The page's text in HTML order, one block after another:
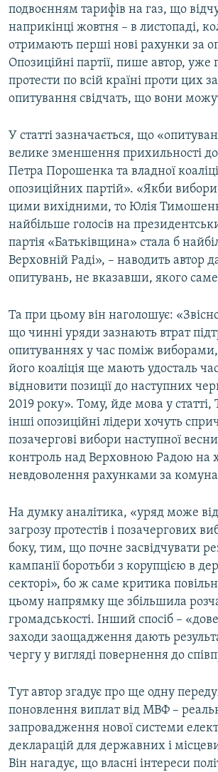
подвоєнням тарифів на газ, що
наприкінці жовтня – в листопаді,
отримають перші нові рахунки за
Опозиційні партії, пише автор, уже
протести по всій країні проти цих
опитування свідчать, що вони
У статті зазначається, що
велике зменшення прихильності
Петра Порошенка та владної
опозиційних партій». «Якби вибори
цими вихідними, то Юлія
найбільше голосів на
партія «Батьківщина» стала б
Верховній Раді», – наводить автор
опитувань, не вказавши, якого
Та при цьому він наголошує:
що чинні уряди зазнають втрат
опитуваннях у час поміж
його коаліція ще мають удосталь
відновити позиції до наступних
2019 року». Тому, йде мова у
інші опозиційні лідери хочуть
позачергові вибори наступної
контроль над Верховною Радою на
невдоволення рахунками за
На думку аналітика, «уряд може
загрозу протестів і позачергових
боку, тим, що почне засвідчувати
кампанії боротьби з корупцією в
секторі», бо ж саме критика
цьому напрямку ще збільшила
громадськості. Інший спосіб –
заходи заощадження дають
чергу у вигляді повернення до
Тут автор згадує про ще одну
поновлення виплат від МВФ –
запровадження нової системи
декларацій для державних і
Він нагадує, що власні інтереси